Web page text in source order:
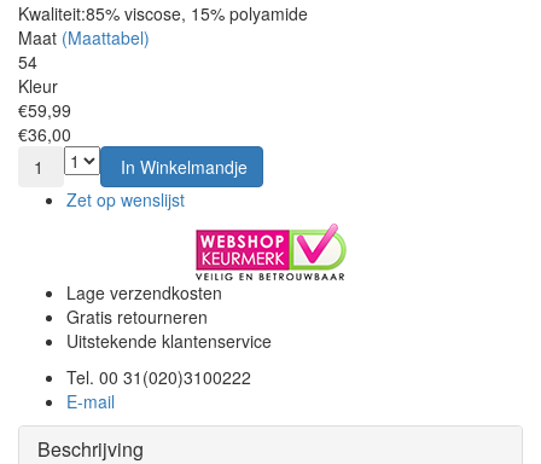
Kwaliteit:85% viscose, 15% polyamide
Maat (Maattabel)
54
Kleur
€59,99
€36,00
1
In Winkelmandje
Zet op wenslijst
Lage verzendkosten
Gratis retourneren
Uitstekende klantenservice
Tel. 00 31(020)3100222
E-mail
Beschrijving